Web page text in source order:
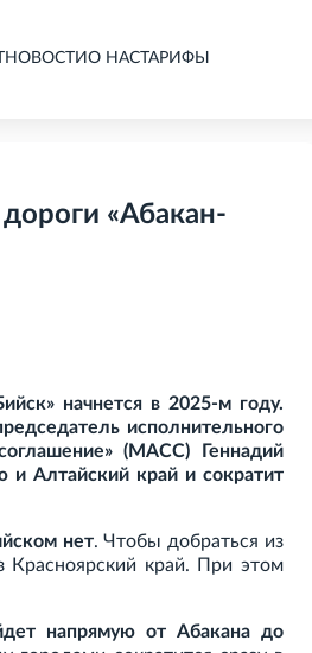
НОВОСТИ О НАСТАРИФЫ
«Абакан-
начнется в 2025-м году.
исполнительного
(МАСС) Геннадий
и Алтайский край и сократит
нет. Чтобы добраться из
Красноярский край. При этом
напрямую от Абакана до